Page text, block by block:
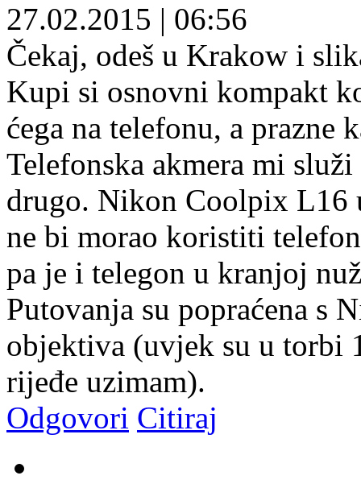
27.02.2015 | 06:56
Čekaj, odeš u Krakow i
Kupi si osnovni kompakt
ćega na telefonu, a prazne
Telefonska akmera mi
drugo. Nikon Coolpix L16
ne bi morao koristiti
pa je i telegon u kranjoj
Putovanja su popraćena s
objektiva (uvjek su u torbi
rijeđe uzimam).
Odgovori Citiraj